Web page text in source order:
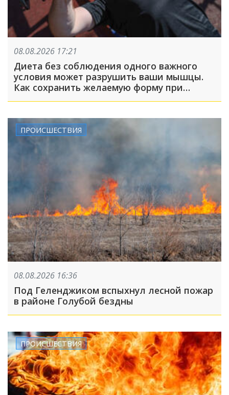
08.08.2026 17:21
Диета без соблюдения одного важного
условия может разрушить ваши мышцы.
Как сохранить желаемую форму при
ПРОИСШЕСТВИЯ
08.08.2026 16:36
Под Геленджиком вспыхнул лесной пожар
в районе Голубой бездны
ПРОИСШЕСТВИЯ